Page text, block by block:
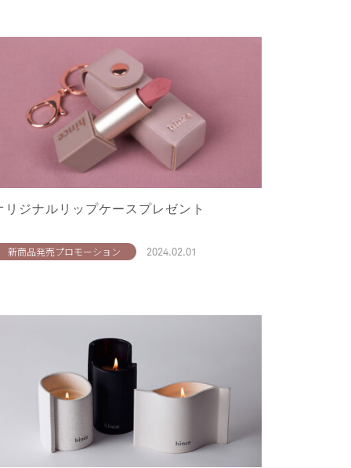
リジナルリップケースプレゼント
新商品発売プロモーション 2024.02.01